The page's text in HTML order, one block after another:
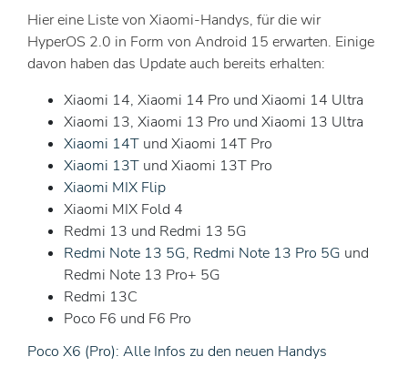
Hier eine Liste von Xiaomi-Handys, für die wir
HyperOS 2.0 in Form von Android 15 erwarten. Einige
davon haben das Update auch bereits erhalten:
Xiaomi 14, Xiaomi 14 Pro und Xiaomi 14 Ultra
Xiaomi 13, Xiaomi 13 Pro und Xiaomi 13 Ultra
Xiaomi 14T und Xiaomi 14T Pro
Xiaomi 13T und Xiaomi 13T Pro
Xiaomi MIX Flip
Xiaomi MIX Fold 4
Redmi 13 und Redmi 13 5G
Redmi Note 13 5G, Redmi Note 13 Pro 5G und
Redmi Note 13 Pro+ 5G
Redmi 13C
Poco F6 und F6 Pro
Poco X6 (Pro): Alle Infos zu den neuen Handys